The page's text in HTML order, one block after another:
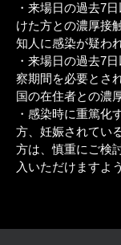
・来場日の過去7
けた方との濃厚接
知人に感染が疑わ
・来場日の過去7
察期間を必要とさ
国の在住者との濃
・感染時に重篤化
方、妊娠されてい
方は、慎重にご検
入いただけますよ